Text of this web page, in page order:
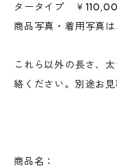
タータイプ ￥
商品写真・着用写真
これら以外の長さ、
絡ください。別途お見
商品名：